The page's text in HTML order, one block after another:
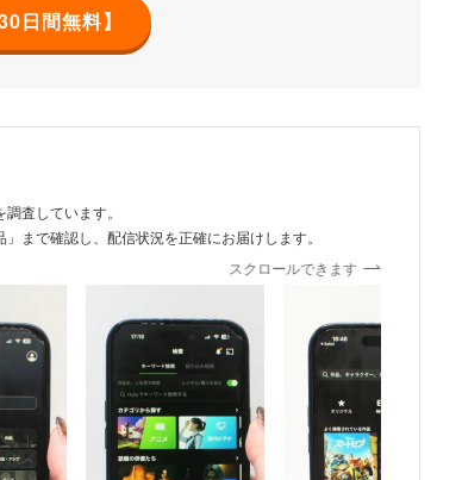
日間無料】
査しています。
まで確認し、配信状況を正確にお届けします。
スクロールできます